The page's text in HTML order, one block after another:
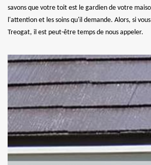
savons que votre toit est le gardien de votre
l'attention et les soins qu'il demande. Alors, si
Treogat, il est peut-être temps de nous appeler.